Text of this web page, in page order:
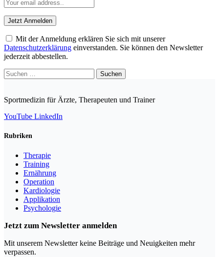
Mit der Anmeldung erklären Sie sich mit unserer
Datenschutzerklärung einverstanden. Sie können den Newsletter
jederzeit abbestellen.
Suchen
nach:
Sportmedizin für Ärzte, Therapeuten und Trainer
YouTube LinkedIn
Rubriken
Therapie
Training
Ernährung
Operation
Kardiologie
Applikation
Psychologie
Jetzt zum Newsletter anmelden
Mit unserem Newsletter keine Beiträge und Neuigkeiten mehr
verpassen.